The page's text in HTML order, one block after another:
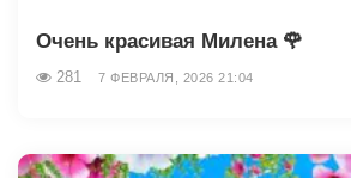
Очень красивая Милена 🌹
281 7 ФЕВРАЛЯ, 2026 21:04